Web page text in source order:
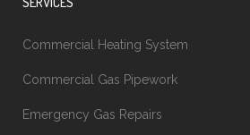
Commercial Heating System
Commercial Gas Pipework
Emergency Gas Repairs